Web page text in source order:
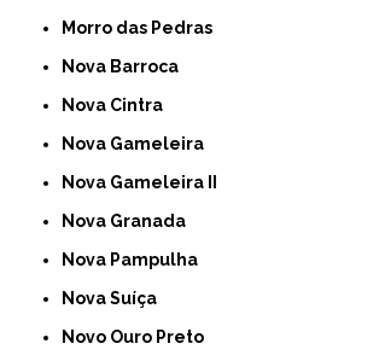
Morro das Pedras
Nova Barroca
Nova Cintra
Nova Gameleira
Nova Gameleira II
Nova Granada
Nova Pampulha
Nova Suíça
Novo Ouro Preto